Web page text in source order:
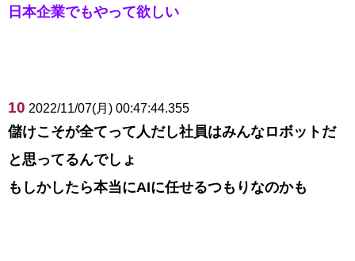
日本企業でもやって欲しい
10 2022/11/07(月) 00:47:44.355
儲けこそが全てって人だし社員はみんなロボットだ
と思ってるんでしょ
もしかしたら本当にAIに任せるつもりなのかも